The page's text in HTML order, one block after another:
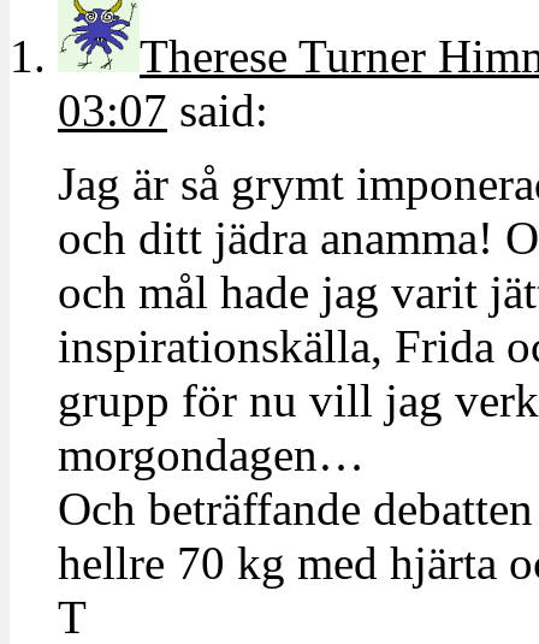
Therese Turner
03:07 said:
Jag är så grymt
och ditt jädra anamma!
och mål hade jag varit
inspirationskälla, Frida
grupp för nu vill jag
morgondagen…
Och beträffande
hellre 70 kg med hjärta
T